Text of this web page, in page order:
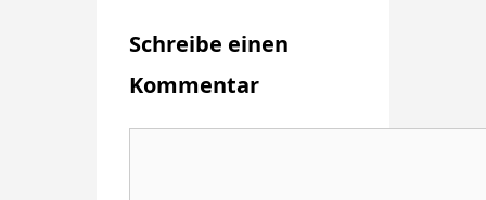
Schreibe einen
Kommentar